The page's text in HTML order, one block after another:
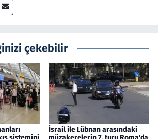
çekebilir
İsrail ile Lübnan arasındaki